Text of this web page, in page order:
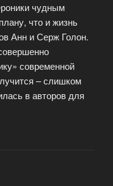
чудным
что и жизнь
Анн и Серж Голон.
современной
– слишком
в авторов для